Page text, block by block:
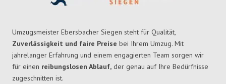
Umzugsmeister Ebersbacher Siegen steht für Qualität,
Zuverlässigkeit und faire Preise bei Ihrem Umzug. Mit
jahrelanger Erfahrung und einem engagierten Team sorgen wir
für einen reibungslosen Ablauf, der genau auf Ihre Bedürfnisse
zugeschnitten ist.